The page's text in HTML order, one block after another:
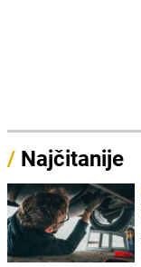
/ Najčitanije